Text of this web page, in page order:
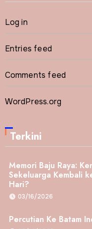
Log in
Entries feed
Comments feed
WordPress.org
Terkini
Memori Baju Raya:
Sekeluarga Kembali
Hari?
03/16/2026
Percutian Ke Batam